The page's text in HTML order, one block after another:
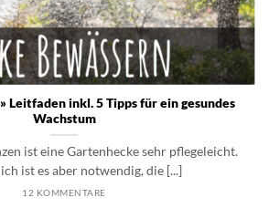
Leitfaden inkl. 5 Tipps für ein gesundes
Wachstum
ist eine Gartenhecke sehr pflegeleicht.
ist es aber notwendig, die [...]
12 KOMMENTARE